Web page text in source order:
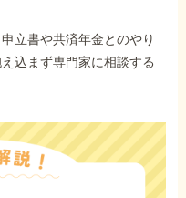
立書や共済年金とのやり
込まず専門家に相談する